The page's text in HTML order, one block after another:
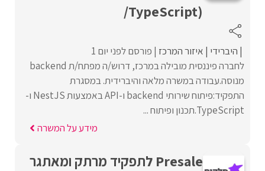
/TypeScript)
היברידי איזור המרכז פורסם לפני יום 1
לחברה פיננסית מובילה במרכז, דרוש/ה מפתח/ת backend
מנוסה.עבודה במשרה מלאה והיברידית. במסגרת
התפקיד:פיתוח שירותי backend ו-API באמצעות NestJS ו-
TypeScript.תכנון ופיתוח ...
מידע על המשרה
Presale לתפקיד מרתק ומאתגר